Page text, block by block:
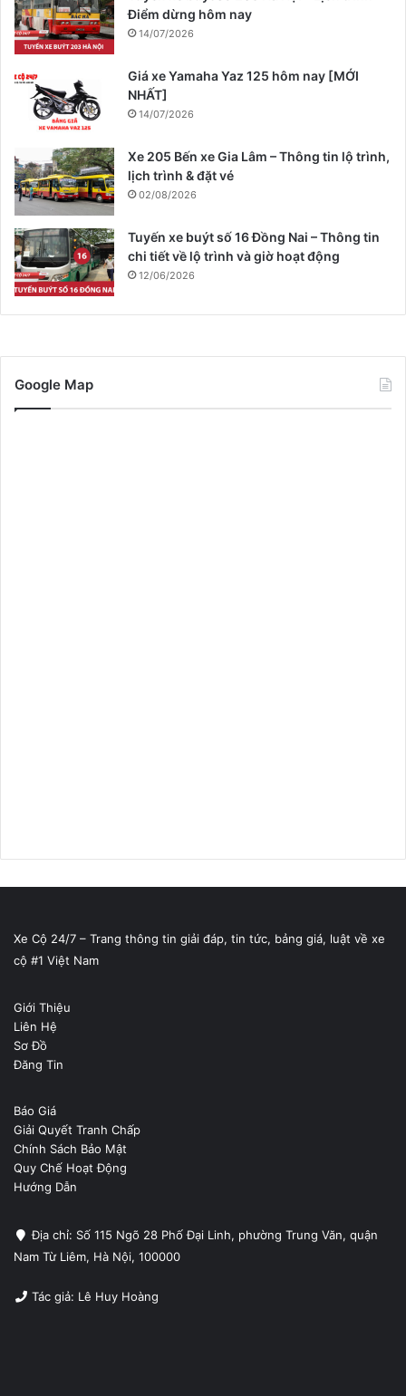
Điểm dừng hôm nay
14/07/2026
Giá xe Yamaha Yaz 125 hôm nay [MỚI
NHẤT]
14/07/2026
Xe 205 Bến xe Gia Lâm – Thông tin lộ trình,
lịch trình & đặt vé
02/08/2026
Tuyến xe buýt số 16 Đồng Nai – Thông tin
chi tiết về lộ trình và giờ hoạt động
12/06/2026
Google Map
Xe Cộ 24/7 – Trang thông tin giải đáp, tin tức, bảng giá, luật về xe
cộ #1 Việt Nam
Giới Thiệu
Liên Hệ
Sơ Đồ
Đăng Tin
Báo Giá
Giải Quyết Tranh Chấp
Chính Sách Bảo Mật
Quy Chế Hoạt Động
Hướng Dẫn
Địa chỉ: Số 115 Ngõ 28 Phố Đại Linh, phường Trung Văn, quận
Nam Từ Liêm, Hà Nội, 100000
Tác giả: Lê Huy Hoàng